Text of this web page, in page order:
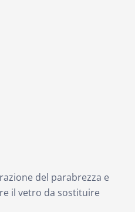
del parabrezza e
il vetro da sostituire